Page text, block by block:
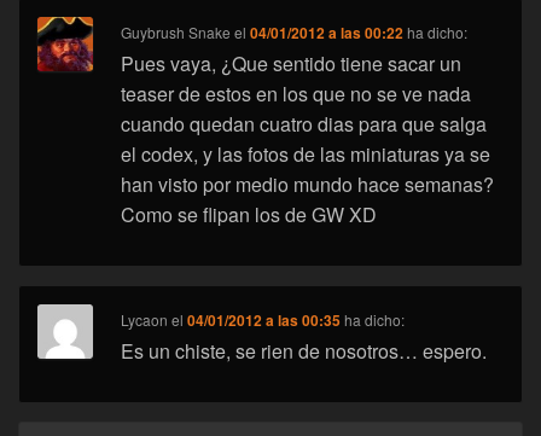
Guybrush Snake el04/01/2012 a las 00:22 ha dicho:
Pues vaya, ¿Que sentido tiene sacar un
teaser de estos en los que no se ve nada
cuando quedan cuatro dias para que salga
el codex, y las fotos de las miniaturas ya se
han visto por medio mundo hace semanas?
Como se flipan los de GW XD
Lycaon el04/01/2012 a las 00:35 ha dicho:
Es un chiste, se rien de nosotros… espero.